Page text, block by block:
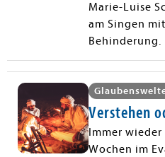
Marie-Luise
am Singen
Behinderung.
Verstehen
Immer
Wochen im